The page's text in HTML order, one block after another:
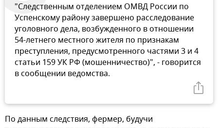
"Следственным отделением ОМВД России по
Успенскому району завершено расследование
уголовного дела, возбужденного в отношении
54-летнего местного жителя по признакам
преступления, предусмотренного частями 3 и 4
статьи 159 УК РФ (мошенничество)", - говорится
в сообщении ведомства.
По данным следствия, фермер, будучи